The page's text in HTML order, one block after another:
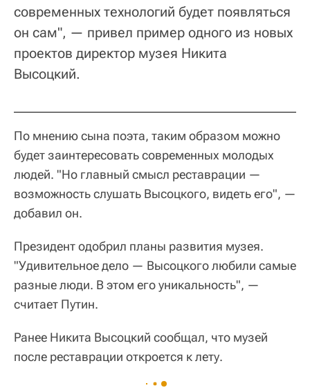
современных технологий будет появляться
он сам", — привел пример одного из новых
проектов директор музея Никита
Высоцкий.
По мнению сына поэта, таким образом можно
будет заинтересовать современных молодых
людей. "Но главный смысл реставрации —
возможность слушать Высоцкого, видеть его", —
добавил он.
Президент одобрил планы развития музея.
"Удивительное дело — Высоцкого любили самые
разные люди. В этом его уникальность", —
считает Путин.
Ранее Никита Высоцкий сообщал, что музей
после реставрации откроется к лету.